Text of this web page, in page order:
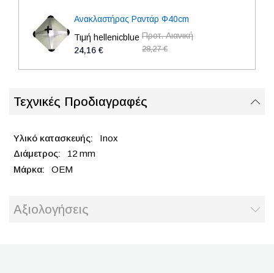
Ανακλαστήρας Ραντάρ Φ40cm
Τιμή hellenicblue
24,16 €
Προτ. Λιανική
28,27 €
Τεχνικές Προδιαγραφές
Inox
12 mm
OEM
Αξιολογήσεις